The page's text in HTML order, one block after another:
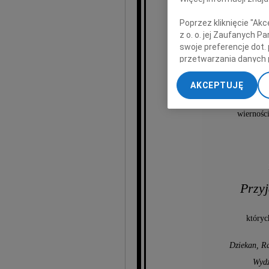
W
Dziekan,
Poprzez kliknięcie
z o. o. jej Zaufanych
swoje preferencje dot.
przetwarzania danych
„Ustawienia
My, nasi Zaufani
dokładnych danych
Przechowywanie
treści, badnie
AKCEPTUJĘ